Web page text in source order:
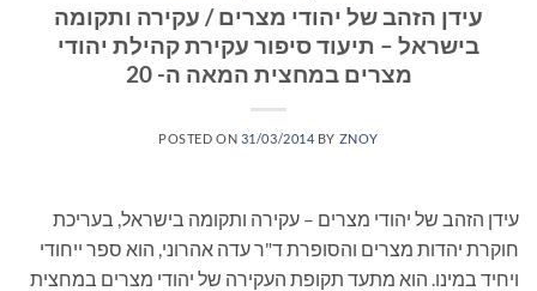
עידן הזהב של יהודי מצרים / עקירה ותקומה
בישראל – תיעוד סיפור עקירת קהילת יהודי
מצרים במחצית המאה ה- 20
POSTED ON 31/03/2014 BY ZNOY
עידן הזהב של יהודי מצרים – עקירה ותקומה בישראל, בעריכת
חוקרת יהדות מצרים והסופרת ד"ר עדה אהרוני, הוא ספר ייחודי
ויחיד במינו. הוא מתעד תקופת העקירה של יהודי מצרים במחצית